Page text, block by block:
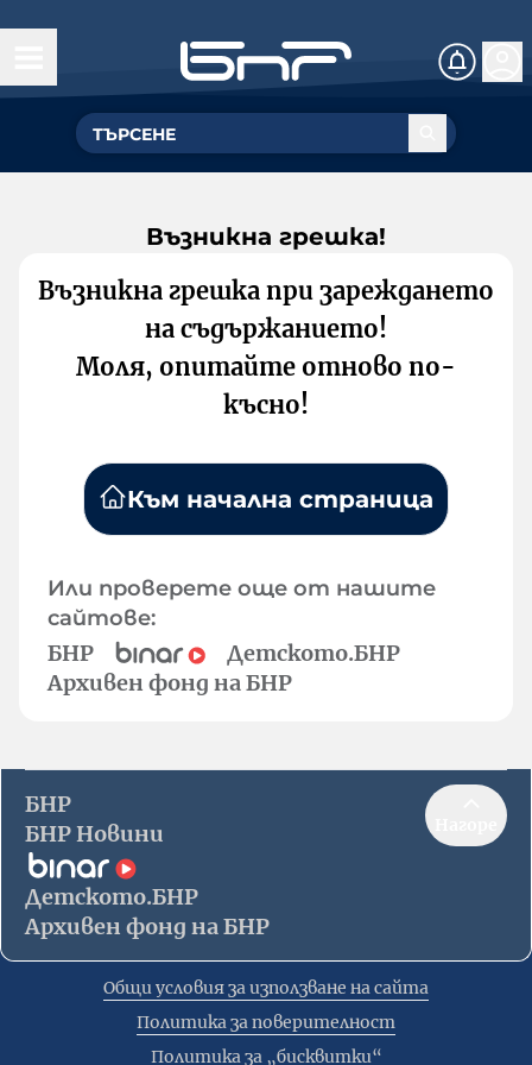
Възникна грешка!
Възникна грешка при зареждането
на съдържанието!
Моля, опитайте отново по-
късно!
Към начална страница
Или проверете още от нашите
сайтове:
БНР
Детското.БНР
Архивен фонд на БНР
БНР
БНР Новини
Детското.БНР
Архивен фонд на БНР
Общи условия за използване на сайта
Политика за поверителност
Политика за „бисквитки“